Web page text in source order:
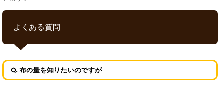
よくある質問
Q. 布の量を知りたいのですが